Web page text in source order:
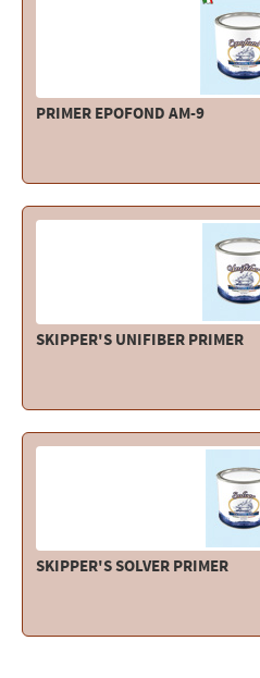
Elettricità - Segnalazione
Elettronica - Strumentazione
Sicurezza - Sport
Outlet
PRIMER EPOFOND AM-9
SKIPPER'S UNIFIBER PRIMER
SKIPPER'S SOLVER PRIMER